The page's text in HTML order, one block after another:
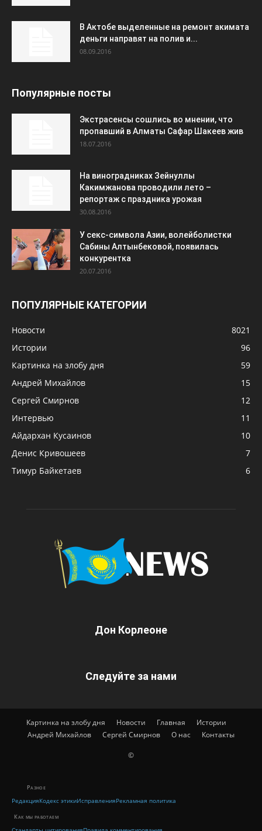
В Актобе выделенные на ремонт акимата
деньги направят на полив и...
08.09.2016
Популярные посты
Экстрасенсы сошлись во мнении, что
пропавший в Алматы Сафар Шакеев жив
18.07.2016
На виноградниках Зейнуллы
Какимжанова проводили лето –
репортаж с праздника урожая
30.08.2016
У секс-символа Азии, волейболистки
Сабины Алтынбековой, появилась
конкурентка
20.07.2016
ПОПУЛЯРНЫЕ КАТЕГОРИИ
Новости
8021
Истории
96
Картинка на злобу дня
59
Андрей Михайлов
15
Сергей Смирнов
12
Интервью
11
Айдархан Кусаинов
10
Денис Кривошеев
7
Тимур Байкетаев
6
Дон Корлеоне
Следуйте за нами
Картинка на злобу дня Новости Главная
Истории
Андрей Михайлов
Сергей Смирнов О нас Контакты
©
Разное
РедакцияКодекс этикиИсправленияРекламная политика
Как мы работаем